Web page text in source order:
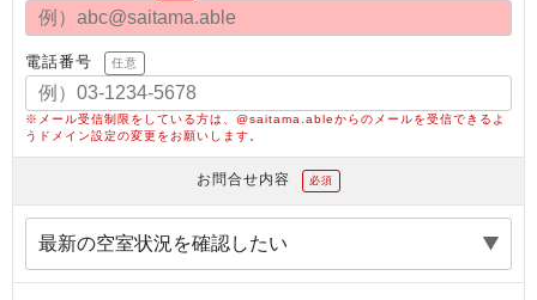
電話番号 任意
※メール受信制限をしている方は、@saitama.ableからのメールを受信できるよ
うドメイン設定の変更をお願いします。
お問合せ内容 必須